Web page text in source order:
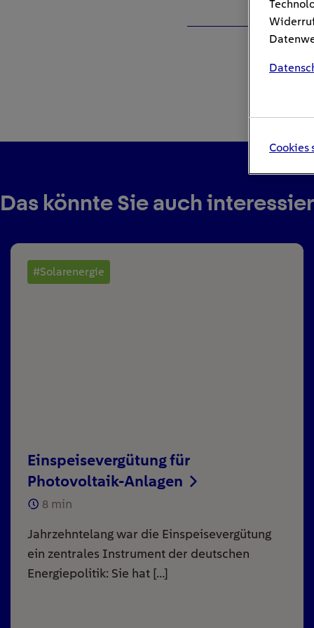
Das könnte Sie auch
#Solarenergie
Einspeisevergütung für
Photovoltaik-Anlagen
8 min
Jahrzehntelang war die Einspeisevergütung
ein zentrales Instrument der deutschen
Energiepolitik: Sie hat […]
Cookies